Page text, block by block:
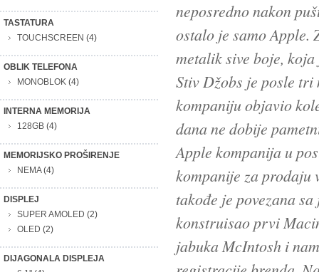
TASTATURA
TOUCHSCREEN (4)
OBLIK TELEFONA
MONOBLOK (4)
INTERNA MEMORIJA
128GB (4)
MEMORIJSKO PROŠIRENJE
NEMA(4)
DISPLEJ
SUPER AMOLED (2)
OLED (2)
DIJAGONALA DISPLEJA
neposredno nakon
ostalo je samo Apple.
metalik sive boje,
Stiv Džobs je posle tri
kompaniju objavio
dana ne dobije
Apple kompanija u
kompanije za
takođe je povezana
konstruisao prvi
jabuka McIntosh i